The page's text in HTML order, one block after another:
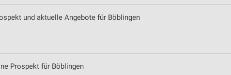
und aktuelle Angebote für Böblingen
Prospekt für Böblingen